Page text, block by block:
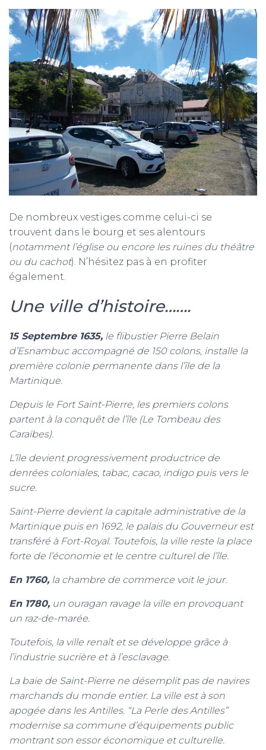
De nombreux vestiges comme celui-ci se
trouvent dans le bourg et ses alentours
(notamment l’église ou encore les ruines du théâtre
ou du cachot). N’hésitez pas à en profiter
également.
Une ville d’histoire…….
15 Septembre 1635, le flibustier Pierre Belain
d’Esnambuc accompagné de 150 colons, installe la
première colonie permanente dans l’île de la
Martinique.
Depuis le Fort Saint-Pierre, les premiers colons
partent à la conquêt de l’île (Le Tombeau des
Caraïbes).
L’île devient progressivement productrice de
denrées coloniales, tabac, cacao, indigo puis vers le
sucre.
Saint-Pierre devient la capitale administrative de la
Martinique puis en 1692, le palais du Gouverneur est
transféré à Fort-Royal. Toutefois, la ville reste la place
forte de l’économie et le centre culturel de l’île.
En 1760, la chambre de commerce voit le jour.
En 1780, un ouragan ravage la ville en provoquant
un raz-de-marée.
Toutefois, la ville renaît et se développe grâce à
l’industrie sucrière et à l’esclavage.
La baie de Saint-Pierre ne désemplit pas de navires
marchands du monde entier. La ville est à son
apogée dans les Antilles. “La Perle des Antilles”
modernise sa commune d’équipements public
montrant son essor économique et culturelle.